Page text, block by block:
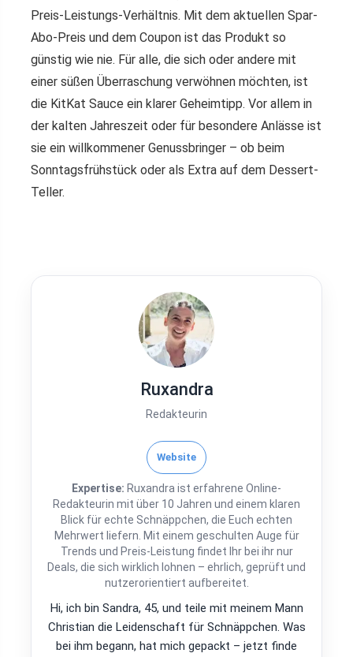
Preis-Leistungs-Verhältnis. Mit dem aktuellen Spar-
Abo-Preis und dem Coupon ist das Produkt so
günstig wie nie. Für alle, die sich oder andere mit
einer süßen Überraschung verwöhnen möchten, ist
die KitKat Sauce ein klarer Geheimtipp. Vor allem in
der kalten Jahreszeit oder für besondere Anlässe ist
sie ein willkommener Genussbringer – ob beim
Sonntagsfrühstück oder als Extra auf dem Dessert-
Teller.
Ruxandra
Redakteurin
Website
Expertise: Ruxandra ist erfahrene Online-
Redakteurin mit über 10 Jahren und einem klaren
Blick für echte Schnäppchen, die Euch echten
Mehrwert liefern. Mit einem geschulten Auge für
Trends und Preis-Leistung findet Ihr bei ihr nur
Deals, die sich wirklich lohnen – ehrlich, geprüft und
nutzerorientiert aufbereitet.
Hi, ich bin Sandra, 45, und teile mit meinem Mann
Christian die Leidenschaft für Schnäppchen. Was
bei ihm begann, hat mich gepackt – jetzt finde